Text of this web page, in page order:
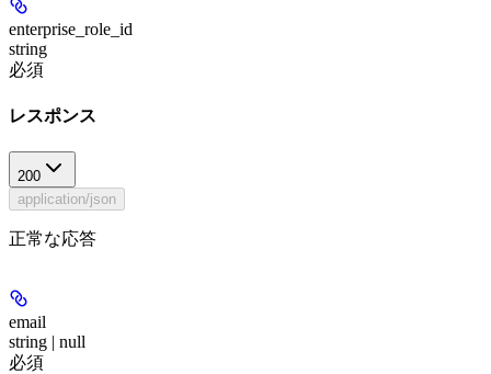
enterprise_role_id
string
必須
レスポンス
200
application/json
正常な応答
email
string | null
必須